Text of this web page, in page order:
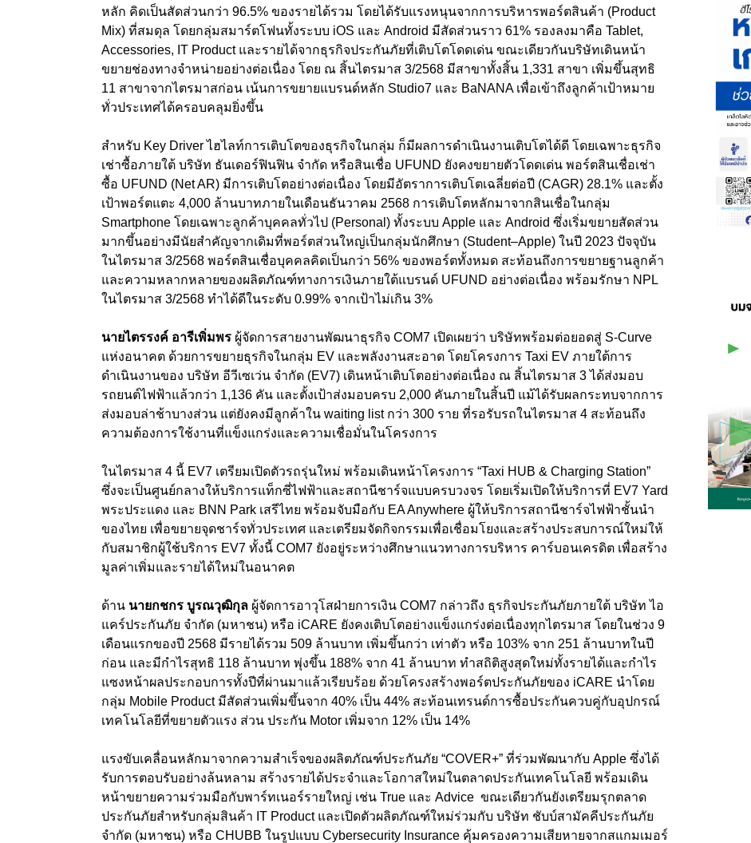
หลัก คิดเป็นสัดส่วนกว่า 96.5% ของรายได้รวม โดยได้รับแรงหนุนจากการบริหารพอร์ตสินค้า (Product
Mix) ที่สมดุล โดยกลุ่มสมาร์ตโฟนทั้งระบบ iOS และ Android มีสัดส่วนราว 61% รองลงมาคือ Tablet,
Accessories, IT Product และรายได้จากธุรกิจประกันภัยที่เติบโตโดดเด่น ขณะเดียวกันบริษัทเดินหน้า
ขยายช่องทางจำหน่ายอย่างต่อเนื่อง โดย ณ สิ้นไตรมาส 3/2568 มีสาขาทั้งสิ้น 1,331 สาขา เพิ่มขึ้นสุทธิ
11 สาขาจากไตรมาสก่อน เน้นการขยายแบรนด์หลัก Studio7 และ BaNANA เพื่อเข้าถึงลูกค้าเป้าหมาย
ทั่วประเทศได้ครอบคลุมยิ่งขึ้น
สำหรับ Key Driverไฮไลท์การเติบโตของธุรกิจในกลุ่ม ก็มีผลการดำเนินงานเติบโตได้ดี โดยเฉพาะธุรกิจ
เช่าซื้อภายใต้ บริษัท ธันเดอร์ฟินฟิน จำกัด หรือสินเชื่อ UFUND ยังคงขยายตัวโดดเด่น พอร์ตสินเชื่อเช่า
ซื้อ UFUND (Net AR) มีการเติบโตอย่างต่อเนื่อง โดยมีอัตราการเติบโตเฉลี่ยต่อปี (CAGR) 28.1% และตั้ง
เป้าพอร์ตแตะ 4,000 ล้านบาทภายในเดือนธันวาคม 2568 การเติบโตหลักมาจากสินเชื่อในกลุ่ม
Smartphone โดยเฉพาะลูกค้าบุคคลทั่วไป (Personal) ทั้งระบบ Apple และ Android ซึ่งเริ่มขยายสัดส่วน
มากขึ้นอย่างมีนัยสำคัญจากเดิมที่พอร์ตส่วนใหญ่เป็นกลุ่มนักศึกษา (Student–Apple) ในปี 2023 ปัจจุบัน
ในไตรมาส 3/2568 พอร์ตสินเชื่อบุคคลคิดเป็นกว่า 56% ของพอร์ตทั้งหมด สะท้อนถึงการขยายฐานลูกค้า
และความหลากหลายของผลิตภัณฑ์ทางการเงินภายใต้แบรนด์ UFUND อย่างต่อเนื่อง พร้อมรักษา NPL
ในไตรมาส 3/2568 ทำได้ดีในระดับ 0.99% จากเป้าไม่เกิน 3%
นายไตรรงค์ อารีเพิ่มพร ผู้จัดการสายงานพัฒนาธุรกิจ COM7 เปิดเผยว่า บริษัทพร้อมต่อยอดสู่ S-Curve
แห่งอนาคต ด้วยการขยายธุรกิจในกลุ่ม EV และพลังงานสะอาด โดยโครงการ Taxi EV ภายใต้การ
ดำเนินงานของ บริษัท อีวีเซเว่น จำกัด (EV7) เดินหน้าเติบโตอย่างต่อเนื่อง ณ สิ้นไตรมาส 3ได้ส่งมอบ
รถยนต์ไฟฟ้าแล้วกว่า 1,136 คัน และตั้งเป้าส่งมอบครบ 2,000 คันภายในสิ้นปี แม้ได้รับผลกระทบจากการ
ส่งมอบล่าช้าบางส่วน แต่ยังคงมีลูกค้าใน waiting list กว่า 300 ราย ที่รอรับรถในไตรมาส 4 สะท้อนถึง
ความต้องการใช้งานที่แข็งแกร่งและความเชื่อมั่นในโครงการ
ในไตรมาส 4 นี้ EV7 เตรียมเปิดตัวรถรุ่นใหม่ พร้อมเดินหน้าโครงการ “Taxi HUB & Charging Station”
ซึ่งจะเป็นศูนย์กลางให้บริการแท็กซี่ไฟฟ้าและสถานีชาร์จแบบครบวงจร โดยเริ่มเปิดให้บริการที่ EV7 Yard
พระประแดง และ BNN Park เสรีไทย พร้อมจับมือกับ EA Anywhere ผู้ให้บริการสถานีชาร์จไฟฟ้าชั้นนำ
ของไทย เพื่อขยายจุดชาร์จทั่วประเทศ และเตรียมจัดกิจกรรมเพื่อเชื่อมโยงและสร้างประสบการณ์ใหม่ให้
กับสมาชิกผู้ใช้บริการ EV7 ทั้งนี้ COM7 ยังอยู่ระหว่างศึกษาแนวทางการบริหาร คาร์บอนเครดิต เพื่อสร้าง
มูลค่าเพิ่มและรายได้ใหม่ในอนาคต
ด้าน นายกชกร บูรณวุฒิกุล ผู้จัดการอาวุโสฝ่ายการเงิน COM7 กล่าวถึง ธุรกิจประกันภัยภายใต้ บริษัท ไอ
แคร์ประกันภัย จำกัด (มหาชน) หรือ iCARE ยังคงเติบโตอย่างแข็งแกร่งต่อเนื่องทุกไตรมาส โดยในช่วง 9
เดือนแรกของปี 2568 มีรายได้รวม 509 ล้านบาท เพิ่มขึ้นกว่า เท่าตัว หรือ 103% จาก 251 ล้านบาทในปี
ก่อน และมีกำไรสุทธิ 118 ล้านบาท พุ่งขึ้น 188% จาก 41 ล้านบาท ทำสถิติสูงสุดใหม่ทั้งรายได้และกำไร
แซงหน้าผลประกอบการทั้งปีที่ผ่านมาแล้วเรียบร้อย ด้วยโครงสร้างพอร์ตประกันภัยของ iCARE นำโดย
กลุ่ม Mobile Product มีสัดส่วนเพิ่มขึ้นจาก 40% เป็น 44% สะท้อนเทรนด์การซื้อประกันควบคู่กับอุปกรณ์
เทคโนโลยีที่ขยายตัวแรง ส่วน ประกัน Motor เพิ่มจาก 12% เป็น 14%
แรงขับเคลื่อนหลักมาจากความสำเร็จของผลิตภัณฑ์ประกันภัย “COVER+” ที่ร่วมพัฒนากับ Apple ซึ่งได้
รับการตอบรับอย่างล้นหลาม สร้างรายได้ประจำและโอกาสใหม่ในตลาดประกันเทคโนโลยี พร้อมเดิน
หน้าขยายความร่วมมือกับพาร์ทเนอร์รายใหญ่ เช่น True และ Advice ขณะเดียวกันยังเตรียมรุกตลาด
ประกันภัยสำหรับกลุ่มสินค้า IT Product และเปิดตัวผลิตภัณฑ์ใหม่ร่วมกับ บริษัท ชับบ์สามัคคีประกันภัย
จำกัด (มหาชน) หรือ CHUBB ในรูปแบบ Cybersecurity Insurance คุ้มครองความเสียหายจากสแกมเมอร์